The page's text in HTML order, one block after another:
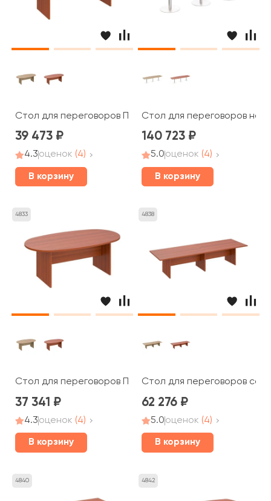
Стол для переговоров ПТ 153 Patriot
39 473
4.3оценок (4)
В корзину
Стол для переговоров на
140 723
5.0оценок (4)
В корзину
4833
Стол для переговоров ПТ 136 Patriot
37 341
4.3оценок (4)
В корзину
4838
Стол для переговоров
62 276
5.0оценок (4)
В корзину
4840 4842